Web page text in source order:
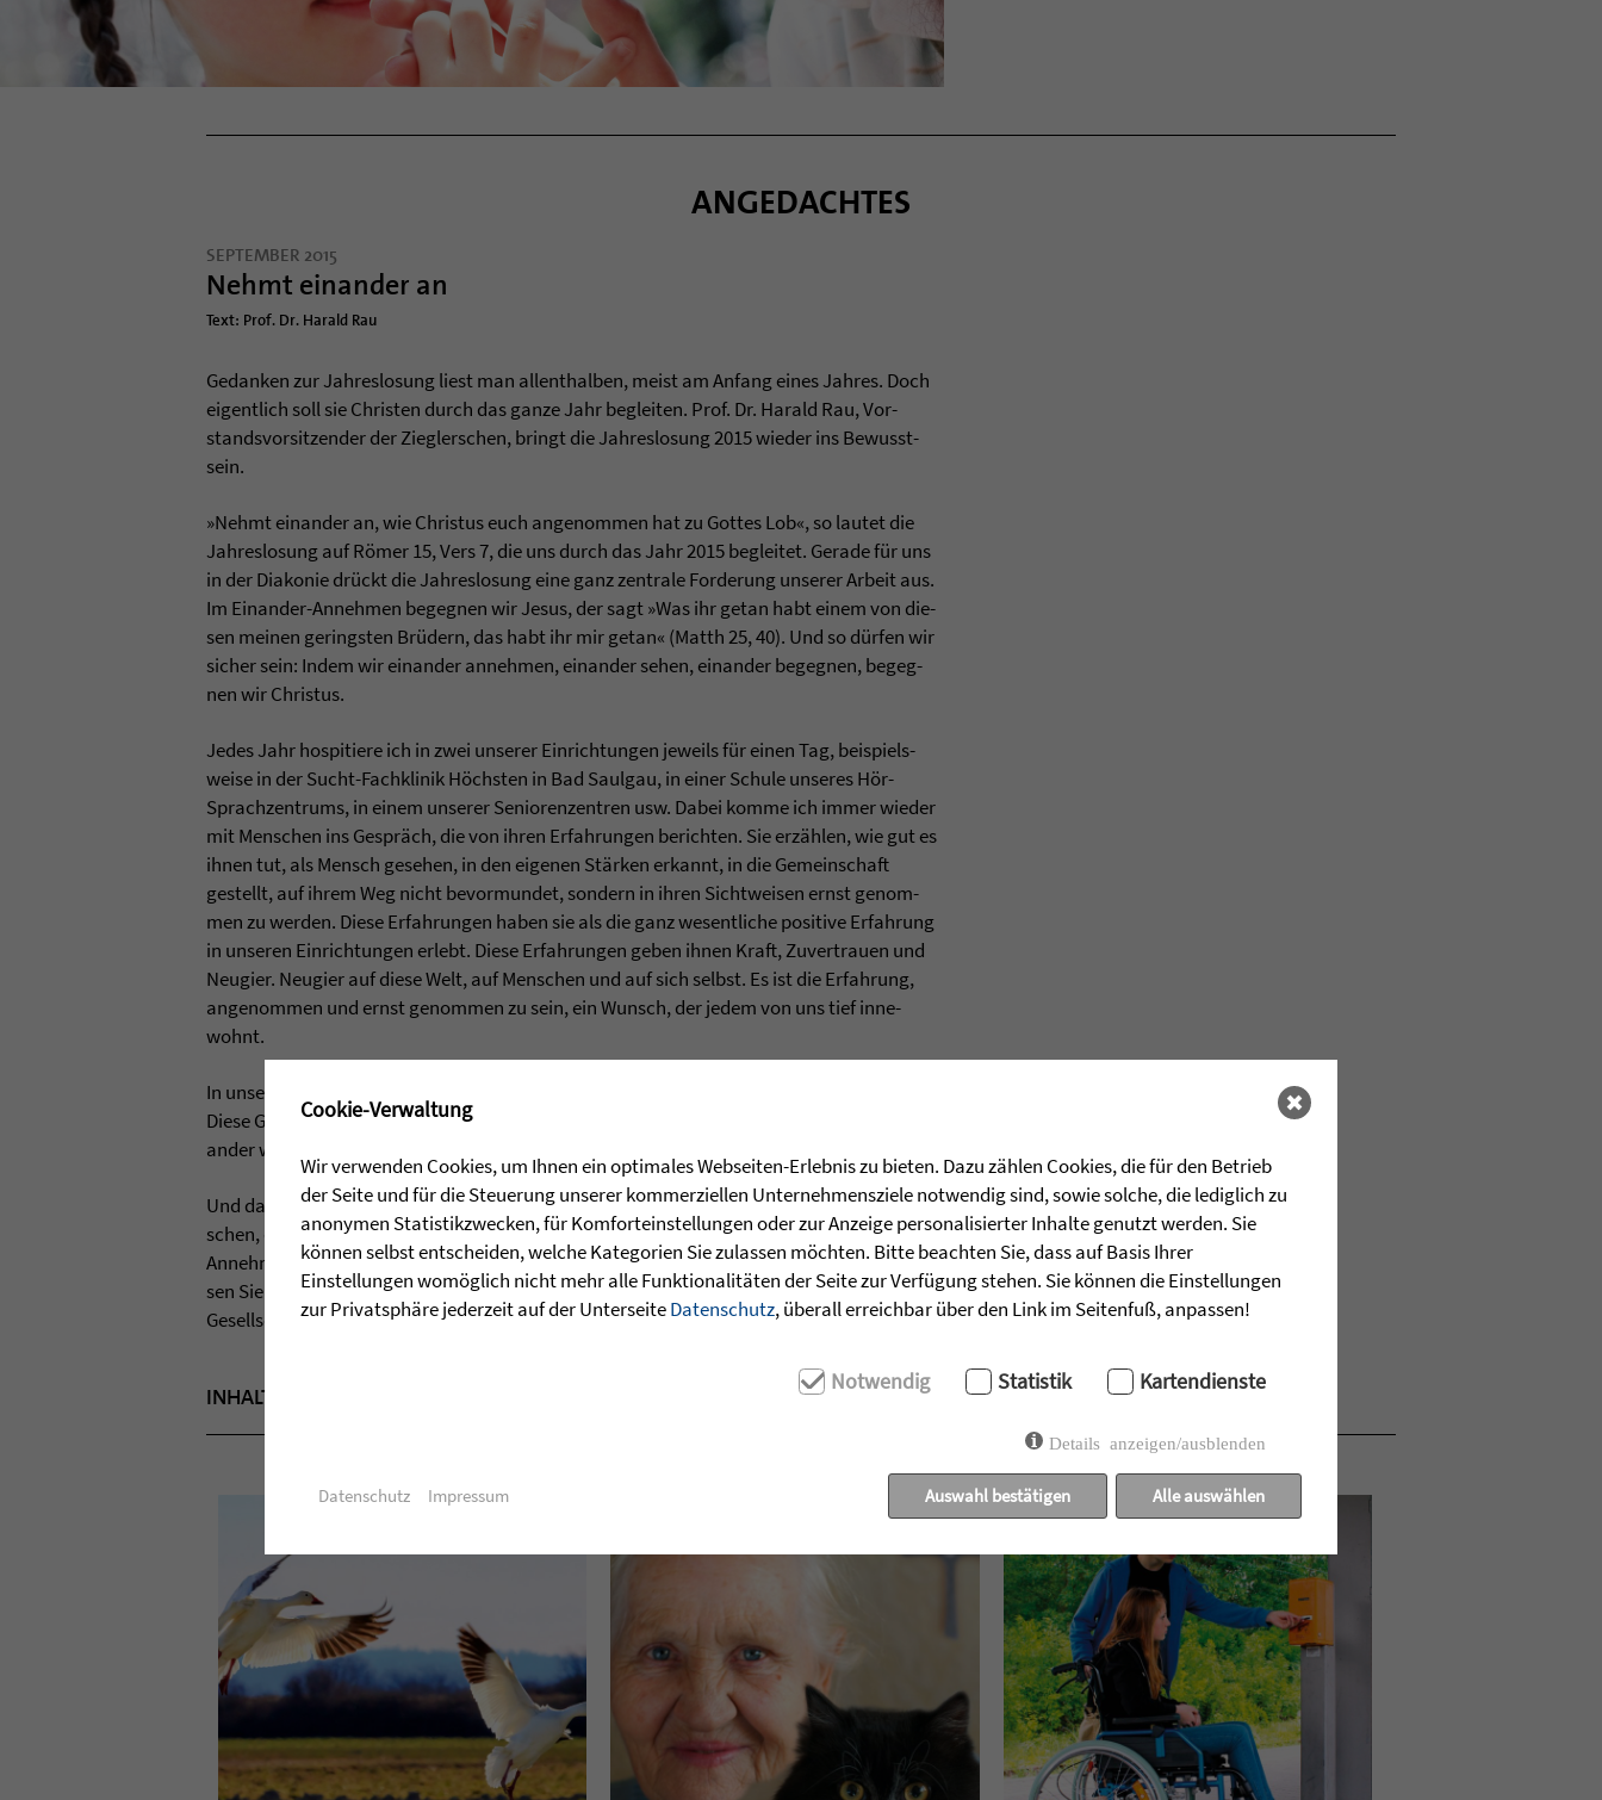
ANGEDACHTES
SEPTEMBER 2015
Nehmt einander an
Text: Prof. Dr. Harald Rau
Gedan­ken zur Jah­res­lo­sung liest man allent­hal­ben, meist am Anfang eines Jah­res. Doch
eigent­lich soll sie Chris­ten durch das ganze Jahr beglei­ten. Prof. Dr. Harald Rau, Vor­
stands­vor­sit­zen­der der Zieg­ler­schen, bringt die Jah­res­lo­sung 2015 wie­der ins Bewusst­
sein.
»Nehmt ein­an­der an, wie Chris­tus euch ange­nom­men hat zu Got­tes Lob«, so lau­tet die
Jah­res­lo­sung auf Römer 15, Vers 7, die uns durch das Jahr 2015 beglei­tet. Gerade für uns
in der Dia­ko­nie drückt die Jah­res­lo­sung eine ganz zen­trale For­de­rung unse­rer Arbeit aus.
Im Ein­an­der-Anneh­men begeg­nen wir Jesus, der sagt »Was ihr getan habt einem von die­
sen mei­nen gerings­ten Brüdern, das habt ihr mir getan« (Matth 25, 40). Und so dürfen wir
sicher sein: Indem wir ein­an­der anneh­men, ein­an­der sehen, ein­an­der begeg­nen, begeg­
nen wir Chris­tus.
Jedes Jahr hos­pi­tiere ich in zwei unse­rer Ein­rich­tun­gen jeweils für einen Tag, bei­spiels­
weise in der Sucht-Fach­kli­nik Höchs­ten in Bad Saul­gau, in einer Schule unse­res Hör-
Sprach­zen­trums, in einem unse­rer Senio­ren­zen­tren usw. Dabei komme ich immer wie­der
mit Men­schen ins Gespräch, die von ihren Erfah­run­gen berich­ten. Sie erzählen, wie gut es
ihnen tut, als Mensch gese­hen, in den eige­nen Stärken erkannt, in die Gemein­schaft
gestellt, auf ihrem Weg nicht bevor­mun­det, son­dern in ihren Sicht­wei­sen ernst genom­
men zu wer­den. Diese Erfah­run­gen haben sie als die ganz wesent­li­che posi­tive Erfah­rung
in unse­ren Ein­rich­tun­gen erlebt. Diese Erfah­run­gen geben ihnen Kraft, Zuver­trauen und
Neu­gier. Neu­gier auf diese Welt, auf Men­schen und auf sich selbst. Es ist die Erfah­rung,
ange­nom­men und ernst genom­men zu sein, ein Wunsch, der jedem von uns tief inne­
wohnt.
In unse­rem Leit­bild haben wir es so for­mu­liert: »Gott liebt jeden Men­schen vor­be­halt­los.
Diese Gewiss­heit lei­tet uns in unse­rer tägli­chen Arbeit.« (Satz 1). Und: »Wir begeg­nen ein­
an­der wertschätzend und gehen respekt­voll und ehr­lich mit­ein­an­der um.« (Satz 13).
Und das ist auch mein Wunsch an uns Men­schen in den Zieg­ler­schen und an die Men­
schen, die mit uns im Kon­takt sind: Las­sen Sie uns Möglich­kei­ten der Begeg­nung und des
Anneh­mens ande­rer suchen und rea­li­sie­ren, jede und jeder auf die eigene Weise. Und las­
sen Sie uns gemein­sam die Rückwir­kung die­ses Anneh­mens auf uns selbst, auf unsere
Gesell­schaft und unsere wun­der­ba­ren dia­ko­ni­schen Begeg­nungsräume erle­ben.
INHALT SEPTEMBER 2015 ANGEDACHTES WIR
Cookie-Verwaltung
Wir verwenden Cookies, um Ihnen ein optimales Webseiten-Erlebnis zu bieten. Dazu zählen Cookies, die für den Betrieb
der Seite und für die Steuerung unserer kommerziellen Unternehmensziele notwendig sind, sowie solche, die lediglich zu
anonymen Statistikzwecken, für Komforteinstellungen oder zur Anzeige personalisierter Inhalte genutzt werden. Sie
können selbst entscheiden, welche Kategorien Sie zulassen möchten. Bitte beachten Sie, dass auf Basis Ihrer
Einstellungen womöglich nicht mehr alle Funktionalitäten der Seite zur Verfügung stehen. Sie können die Einstellungen
zur Privatsphäre jederzeit auf der UnterseiteDatenschutz, überall erreichbar über den Link im Seitenfuß, anpassen!
Notwendig Statistik Kartendienste
Details anzeigen/ausblenden
Auswahl bestätigen Alle auswählen
Datenschutz Impressum